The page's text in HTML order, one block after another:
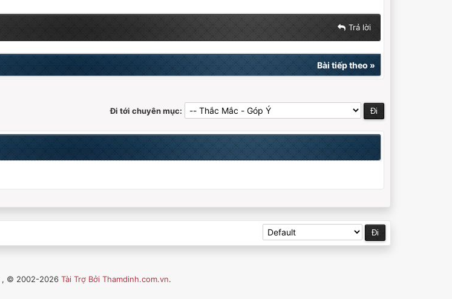
Trả lời
Bài tiếp theo »
Đi tới chuyên mục:
, © 2002-2026 Tài Trợ Bởi Thamdinh.com.vn.